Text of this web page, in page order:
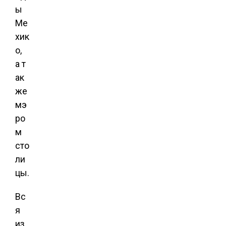
ы
Ме
хик
о,
а т
ак
же
мэ
ро
м
сто
ли
цы.
Вс
я
из